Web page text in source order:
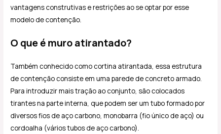
vantagens construtivas e restrições ao se optar por esse
modelo de contenção.
O que é muro atirantado?
Também conhecido como cortina atirantada, essa estrutura
de contenção consiste em uma parede de concreto armado.
Para introduzir mais tração ao conjunto, são colocados
tirantes na parte interna, que podem ser um tubo formado por
diversos fios de aço carbono, monobarra (fio único de aço) ou
cordoalha (vários tubos de aço carbono).